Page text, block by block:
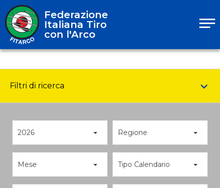
Federazione
Italiana Tiro
con l'Arco
Filtri di ricerca
2026 Regione
Mese Tipo Calendario